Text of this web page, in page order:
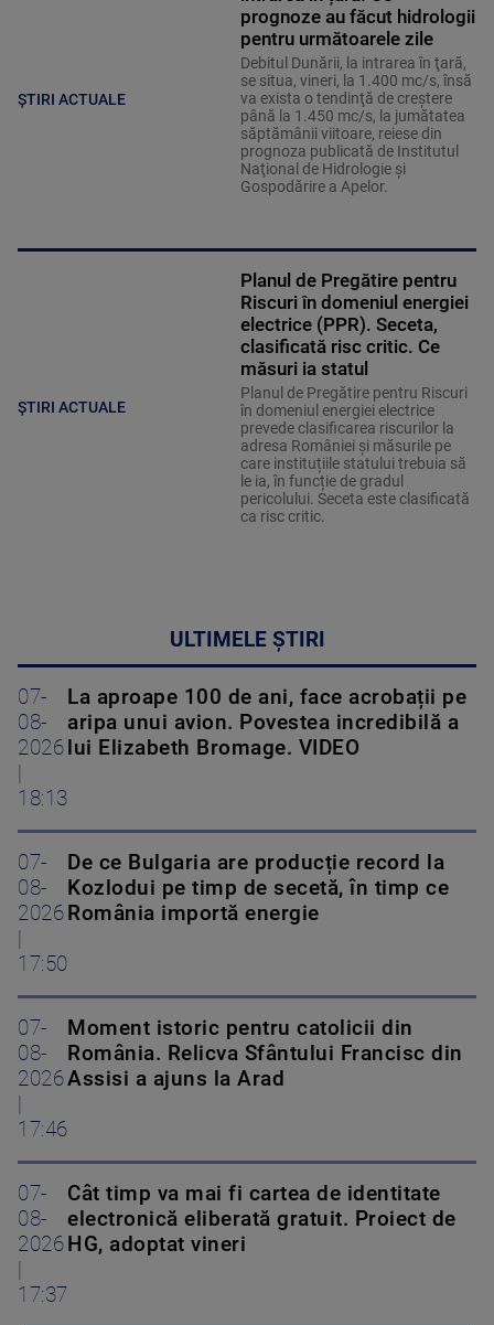
ȘTIRI ACTUALE
prognoze au făcut hidrologii
pentru următoarele zile
Debitul Dunării, la intrarea în ţară,
se situa, vineri, la 1.400 mc/s, însă
va exista o tendinţă de creştere
până la 1.450 mc/s, la jumătatea
săptămânii viitoare, reiese din
prognoza publicată de Institutul
Naţional de Hidrologie şi
Gospodărire a Apelor.
ȘTIRI ACTUALE
Planul de Pregătire pentru
Riscuri în domeniul energiei
electrice (PPR). Seceta,
clasificată risc critic. Ce
măsuri ia statul
Planul de Pregătire pentru Riscuri
în domeniul energiei electrice
prevede clasificarea riscurilor la
adresa României și măsurile pe
care instituțiile statului trebuia să
le ia, în funcție de gradul
pericolului. Seceta este clasificată
ca risc critic.
ULTIMELE ȘTIRI
07-
08-
2026
|
18:13
La aproape 100 de ani, face acrobații pe
aripa unui avion. Povestea incredibilă a
lui Elizabeth Bromage. VIDEO
07-
08-
2026
|
17:50
De ce Bulgaria are producție record la
Kozlodui pe timp de secetă, în timp ce
România importă energie
07-
08-
2026
|
17:46
Moment istoric pentru catolicii din
România. Relicva Sfântului Francisc din
Assisi a ajuns la Arad
07-
08-
2026
|
17:37
Cât timp va mai fi cartea de identitate
electronică eliberată gratuit. Proiect de
HG, adoptat vineri